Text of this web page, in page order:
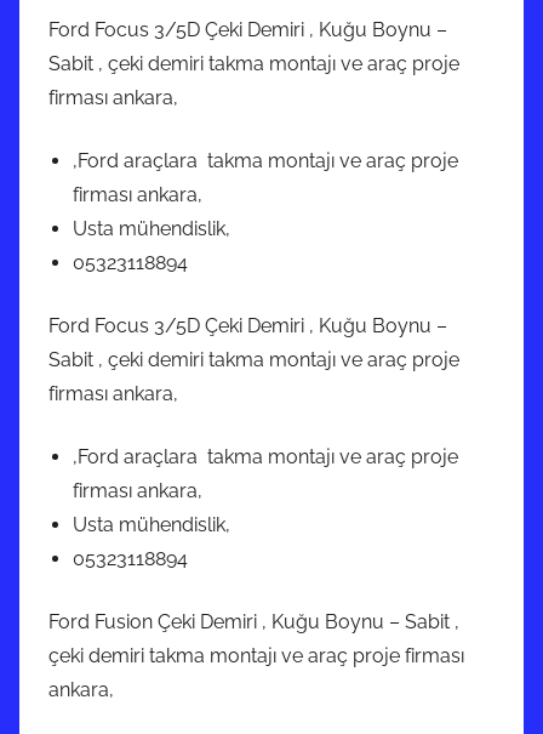
Ford Focus 3/5D Çeki Demiri , Kuğu Boynu –
Sabit , çeki demiri takma montajı ve araç proje
firması ankara,
,Ford araçlara takma montajı ve araç proje
firması ankara,
Usta mühendislik,
05323118894
Ford Focus 3/5D Çeki Demiri , Kuğu Boynu –
Sabit , çeki demiri takma montajı ve araç proje
firması ankara,
,Ford araçlara takma montajı ve araç proje
firması ankara,
Usta mühendislik,
05323118894
Ford Fusion Çeki Demiri , Kuğu Boynu – Sabit ,
çeki demiri takma montajı ve araç proje firması
ankara,